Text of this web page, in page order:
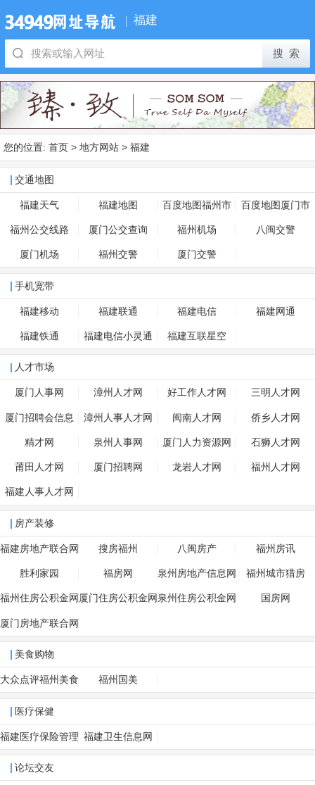
福建
您的位置: 首页 > 地方网站 > 福建
交通地图
福建天气 福建地图 百度地图福州市 百度地图厦门市
福州公交线路 厦门公交查询 福州机场 八闽交警
厦门机场 福州交警 厦门交警
手机宽带
福建移动 福建联通 福建电信 福建网通
福建铁通 福建电信小灵通 福建互联星空
人才市场
厦门人事网 漳州人才网 好工作人才网 三明人才网
厦门招聘会信息 漳州人事人才网 闽南人才网 侨乡人才网
精才网 泉州人事网 厦门人力资源网 石狮人才网
莆田人才网 厦门招聘网 龙岩人才网 福州人才网
福建人事人才网
房产装修
福建房地产联合网 搜房福州 八闽房产 福州房讯
胜利家园 福房网 泉州房地产信息网 福州城市猎房
福州住房公积金网 厦门住房公积金网 泉州住房公积金网 国房网
厦门房地产联合网
美食购物
大众点评福州美食 福州国美
医疗保健
福建医疗保险管理
中心
福建卫生信息网
论坛交友